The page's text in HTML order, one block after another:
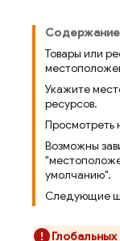
Содержание
Товары или
Укажите
ресурсов.
Просмотреть
Возможны
умолчанию".
Следующие